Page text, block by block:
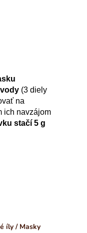
(3 diely
na
ich navzájom
stačí 5 g
íly / Masky